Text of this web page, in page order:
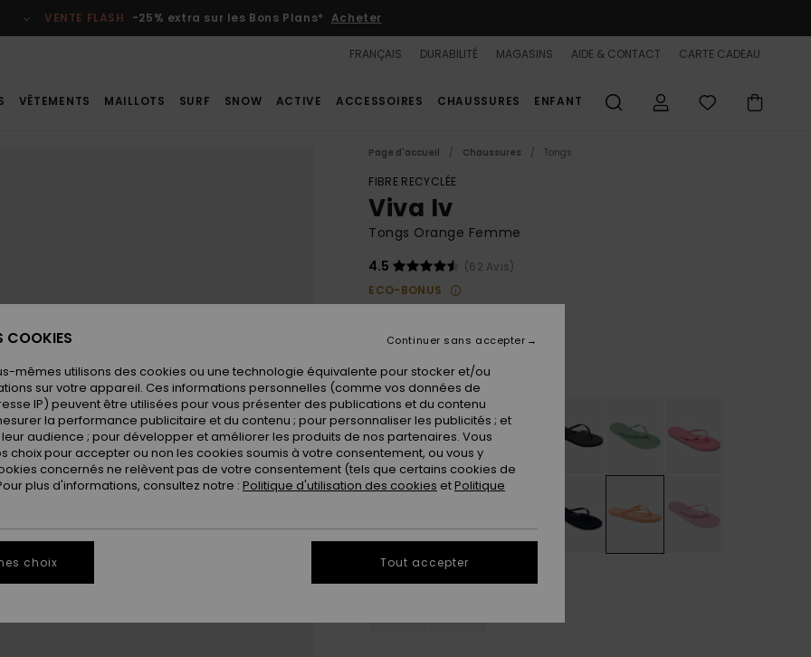
VENTE FLASH -25% extra sur les Bons Plans* Acheter
FRANÇAIS DURABILITÉ MAGASINS AIDE & CONTACT CARTE CADEAU
VÊTEMENTS MAILLOTS SURF SNOW ACTIVE ACCESSOIRES CHAUSSURES ENFANT
Page d'accueil Chaussures Tongs
FIBRE RECYCLÉE
Viva Iv
Tongs Orange Femme
4.5
(62 Avis)
ECO-BONUS
CouleurNovelle Peach
COOKIES
mêmes utilisons des cookies ou une technologie équivalente pour stocker et/ou
sur votre appareil. Ces informations personnelles (comme vos données de
IP) peuvent être utilisées pour vous présenter des publications et du contenu
la performance publicitaire et du contenu ; pour personnaliser les publicités ; et
audience ; pour développer et améliorer les produits de nos partenaires. Vous
choix pour accepter ou non les cookies soumis à votre consentement, ou vous y
concernés ne relèvent pas de votre consentement (tels que certains cookies de
plus d'informations, consultez notre : Politique d'utilisation des cookies etPolitique
choix
Continuer sans accepter
Tout accepter